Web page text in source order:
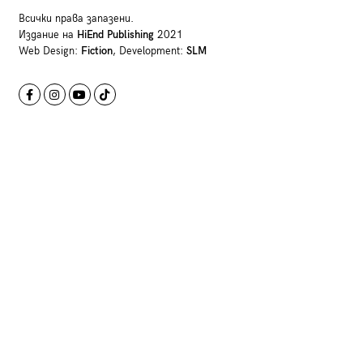
Всички права запазени.
Издание на HiEnd Publishing2021
Web Design: Fiction, Development: SLM